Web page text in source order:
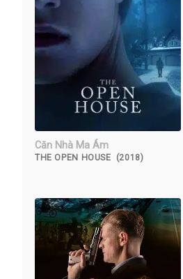
Căn Nhà Ma Ám
THE OPEN HOUSE (2018)